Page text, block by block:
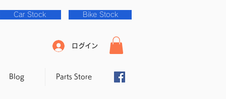
Car Stock Bike Stock
ログイン
Blog Parts Store